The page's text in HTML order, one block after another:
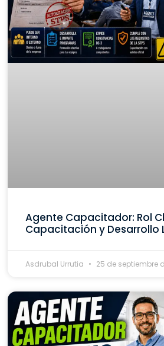
Agente Capacitador: Rol
Capacitación y Desarrollo
Asdrubal Urrutia 25 de septiembre